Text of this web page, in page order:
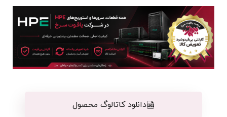
دانلود کاتالوگ محصول